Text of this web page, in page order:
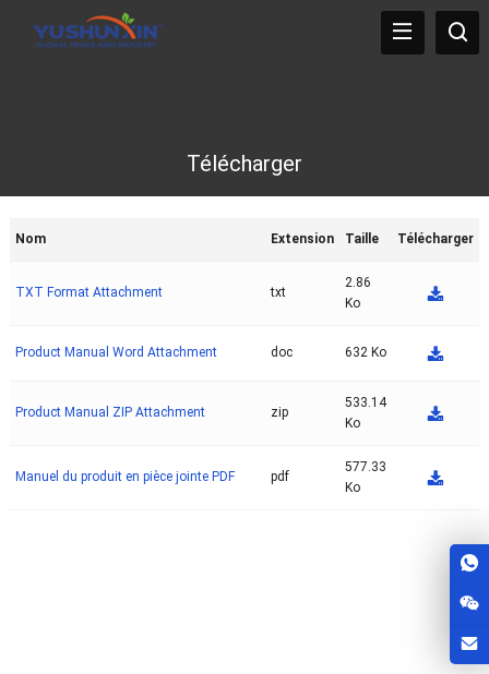
Télécharger
Nom Extension Taille Télécharger
TXT Format Attachment txt
2.86
Ko
Product Manual Word Attachment doc 632 Ko
Product Manual ZIP Attachment zip
533.14
Ko
Manuel du produit en pièce jointe PDF pdf
577.33
Ko